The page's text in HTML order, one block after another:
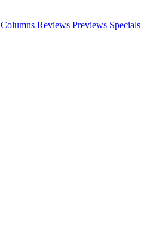
Columns Reviews Previews Specials